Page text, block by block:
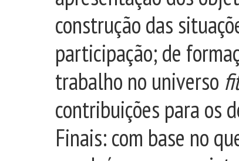
construção das
participação; de
trabalho no universo
contribuições para os
Finais: com base no